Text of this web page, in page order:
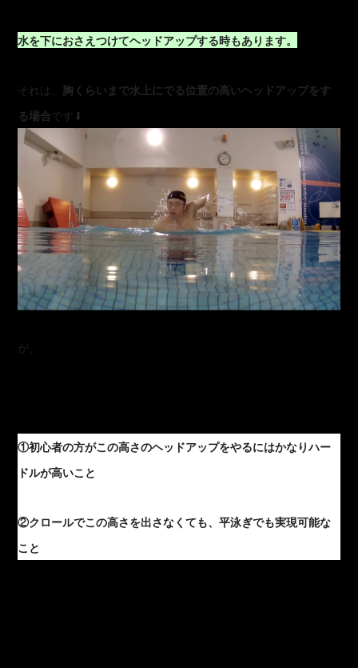
水を下におさえつけてヘッドアップする時もあります。
それは、 胸くらいまで水上にでる位置の高いヘッドアップをす
る場合です⬇︎
が、
①初心者の方がこの高さのヘッドアップをやるにはかなりハー
ドルが高いこと
②クロールでこの高さを出さなくても、平泳ぎでも実現可能な
こと